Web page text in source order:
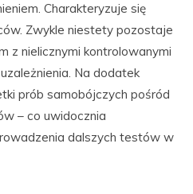
Charakteryzuje się
Zwykle niestety pozostaje
z nielicznymi kontrolowanymi
Na dodatek
prób samobójczych pośród
– co uwidocznia
dalszych testów w